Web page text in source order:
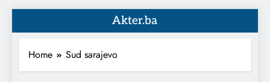
Akter.ba
Home Sud sarajevo